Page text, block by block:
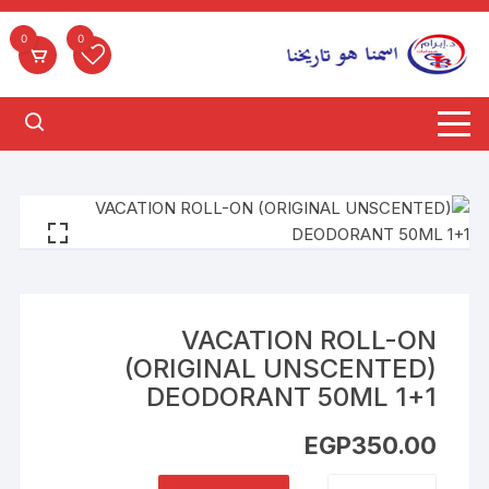
التجاوز
المحتوى
0
0
VACATION ROLL-ON
(ORIGINAL UNSCENTED)
DEODORANT 50ML 1+1
EGP350.00